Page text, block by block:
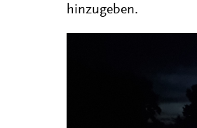
hinzugeben.